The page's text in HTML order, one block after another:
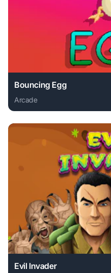
Bouncing Egg
Arcade
Play Bouncing Egg
Evil Invader